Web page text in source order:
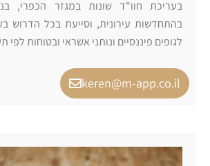
בעריכת חוו"ד שונות במגזר הכפרי,
בהתחדשות עירונית, וסייעת בכל הדרוש
לגופים פיננסיים ונותני אשראי ובטוחות לפי תקן
keren@m-app.co.il